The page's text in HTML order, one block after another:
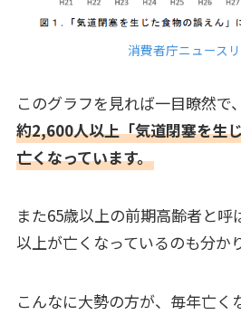
消費者庁ニュース
このグラフを見れば一目瞭然で、
約2,600人以上「気道閉塞を生
亡くなっています。
また65歳以上の前期高齢者と呼
以上が亡くなっているのも分か
こんなに大勢の方が、毎年亡く